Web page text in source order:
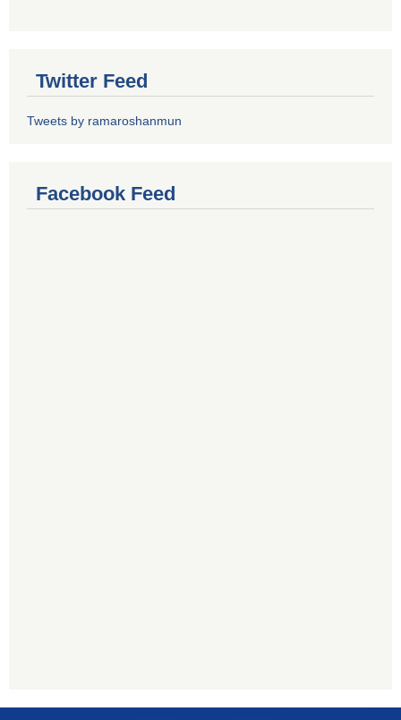
Twitter Feed
Tweets by ramaroshanmun
Facebook Feed